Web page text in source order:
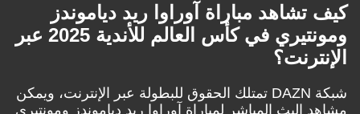
كيف تشاهد مباراة آوراوا ريد دياموندز
ومونتيري في كأس العالم للأندية 2025 عبر
الإنترنت؟
شبكة DAZN تمتلك الحقوق للبطولة عبر الإنترنت، ويمكن
مشاهد البث المباشر لمباراة آوراوا ريد دياموندز ومونتيري